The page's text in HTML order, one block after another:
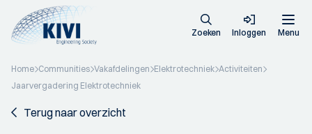
Zoeken Inloggen Menu
Home Communities Vakafdelingen Elektrotechniek Activiteiten
Jaarvergadering Elektrotechniek
Terug naar overzicht